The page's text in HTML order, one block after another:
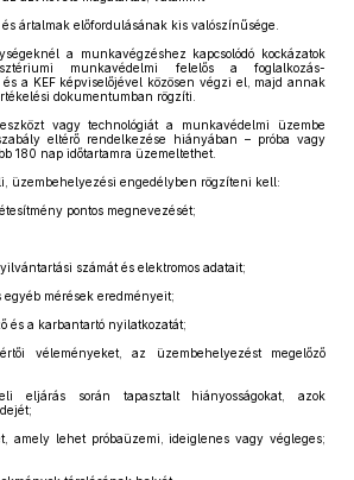
ártalmak előfordulásának kis valószínűsége.
a munkavégzéshez kapcsolódó kockázatok
munkavédelmi felelős a foglalkozás-
és a KEF képviselőjével közösen végzi el, majd annak
dokumentumban rögzíti.
vagy technológiát a munkavédelmi üzembe
eltérő rendelkezése hiányában – próba vagy
180 nap időtartamra üzemeltethet.
üzembehelyezési engedélyben rögzíteni kell:
pontos megnevezését;
számát és elektromos adatait;
mérések eredményeit;
és a karbantartó nyilatkozatát;
véleményeket, az üzembehelyezést megelőző
eljárás során tapasztalt hiányosságokat, azok
amely lehet próbaüzemi, ideiglenes vagy végleges;